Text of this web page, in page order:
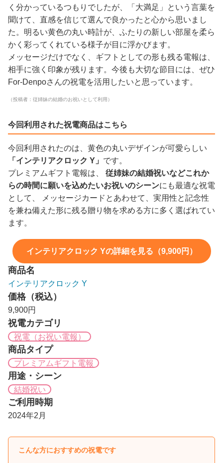
く分かっているつもりでしたが、「大満足」という言葉を
聞けて、直感を信じて選んで良かったと心から思いまし
た。明るい黄色の丸い時計が、ふたりの新しい部屋を柔ら
かく彩ってくれている様子が目に浮かびます。
メッセージだけでなく、ギフトとしての形も残る電報は、
相手に強く印象が残ります。今後も大切な節目には、ぜひ
For-Denpoさんの祝電を活用したいと思っています。
（投稿者：従姉妹の結婚のお祝いとして利用）
今回利用された祝電商品はこちら
今回利用されたのは、黄色の丸いデザインが可愛らしい
「インテリアクロック Y」 です。
プレミアムギフト電報は、 従姉妹の結婚祝いなどこれか
らの時間に願いを込めたいお祝いのシーンにも最適な祝電
として、 メッセージカードとあわせて、実用性と記念性
を兼ね備えた形に残る贈り物を求める方に多く選ばれてい
ます。
インテリアクロック Yの詳細を見る（9,900円）
商品名
インテリアクロック Y
価格（税込）
9,900円
祝電カテゴリ
祝電（お祝い電報）
商品タイプ
プレミアムギフト電報
用途・シーン
結婚祝い
ご利用時期
2024年2月
こんな方におすすめの祝電です